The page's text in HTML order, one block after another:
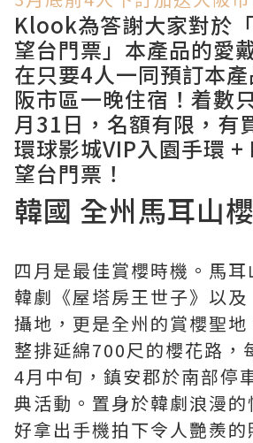
Klook為答謝大家對於
望台門票」本產品的愛
在只要4人一同預訂本
阪市區一晚住宿！着數
月31日，名額有限，有
環球影城VIP入園手環 +
望台門票！
韓國 全州馬耳山
四月是最佳賞櫻時機。馬
韓劇《屋塔房王世子》以
攝地，更是全州的賞櫻聖
整排延綿700尺的櫻花路，
4月中旬，鎮安郡於南部停
典活動。置身於韓劇浪漫
好拿出手機拍下令人艷羨的